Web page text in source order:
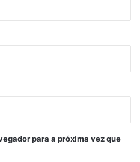
para a próxima vez que